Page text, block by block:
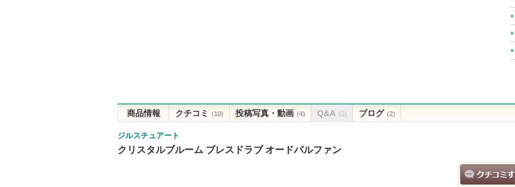
商品情報 クチコミ (10) 投稿写真・動画 (4) Q&A (0) ブログ (2)
ジルスチュアート
クリスタルブルーム ブレスドラブ オードパルファン